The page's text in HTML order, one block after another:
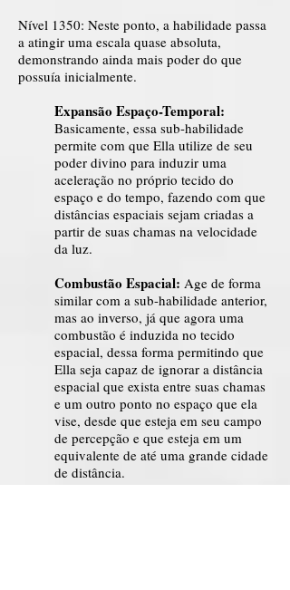
Nível 1350: Neste ponto, a habilidade passa
a atingir uma escala quase absoluta,
demonstrando ainda mais poder do que
possuía inicialmente.
Expansão Espaço-Temporal:
Basicamente, essa sub-habilidade
permite com que Ella utilize de seu
poder divino para induzir uma
aceleração no próprio tecido do
espaço e do tempo, fazendo com que
distâncias espaciais sejam criadas a
partir de suas chamas na velocidade
da luz.
Combustão Espacial: Age de forma
similar com a sub-habilidade anterior,
mas ao inverso, já que agora uma
combustão é induzida no tecido
espacial, dessa forma permitindo que
Ella seja capaz de ignorar a distância
espacial que exista entre suas chamas
e um outro ponto no espaço que ela
vise, desde que esteja em seu campo
de percepção e que esteja em um
equivalente de até uma grande cidade
de distância.